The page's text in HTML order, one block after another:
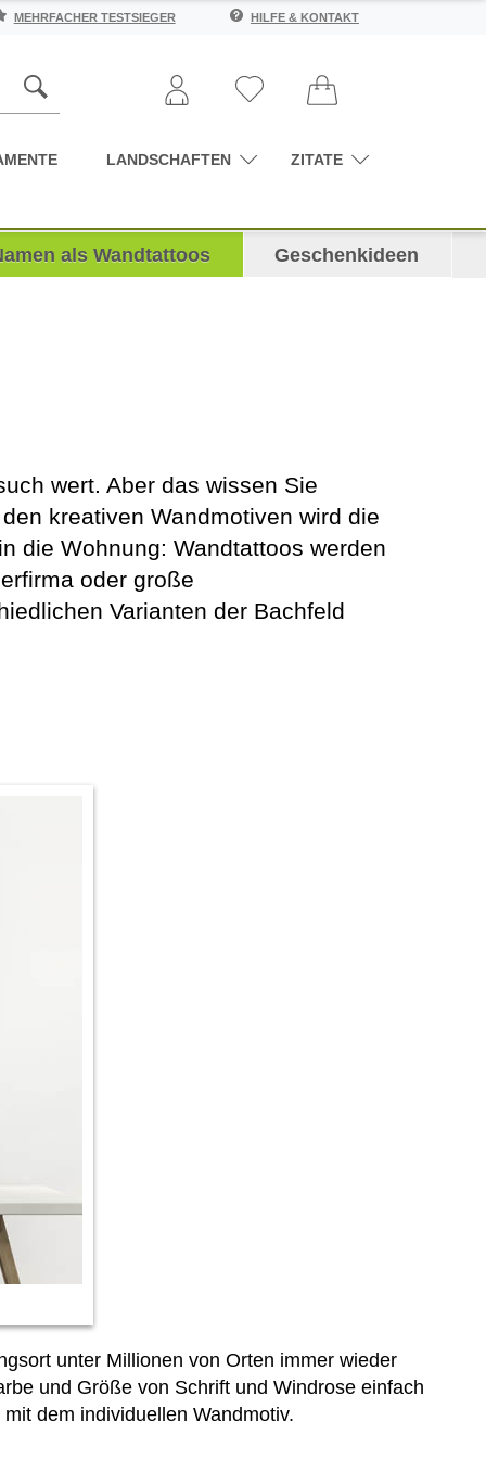
MEHRFACHER TESTSIEGER HILFE & KONTAKT
LANDSCHAFTEN ZITATE
als Wandtattoos Geschenkideen
wert. Aber das wissen Sie
kreativen Wandmotiven wird die
die Wohnung: Wandtattoos werden
oder große
Varianten der Bachfeld
unter Millionen von Orten immer wieder
und Größe von Schrift und Windrose einfach
dem individuellen Wandmotiv.